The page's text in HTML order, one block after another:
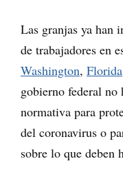
Las granjas ya han
de trabajadores en
Washington, Florida
gobierno federal no
normativa para
del coronavirus o
sobre lo que deben